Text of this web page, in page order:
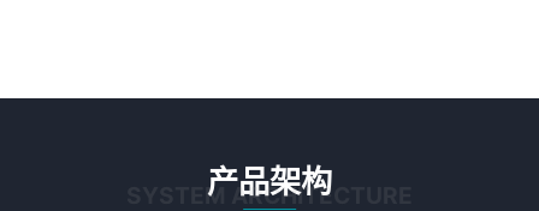
产品架构
SYSTEM ARCHITECTURE